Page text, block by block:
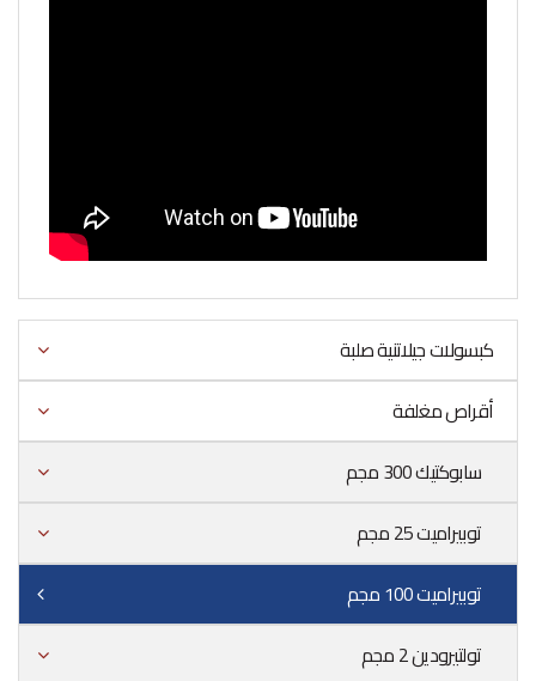
كبسولات جيلاتنية صلبة
أقراص مغلفة
سابوكتيك 300 مجم
توبيراميت 25 مجم
توبيراميت 100 مجم
تولتيرودين 2 مجم